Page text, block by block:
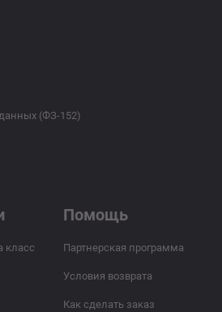
(ФЗ-152)
класс
Помощь
Партнерская программа
Условия возврата
Как сделать заказ